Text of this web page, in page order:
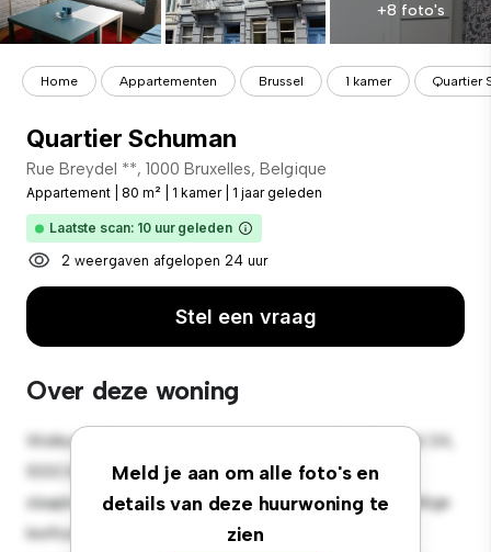
+8 foto's
Home Appartementen Brussel 1 kamer Quartier
Quartier Schuman
Rue Breydel **, 1000 Bruxelles, Belgique
Appartement 80 m² 1 kamer 1 jaar geleden
Laatste scan: 10 uur geleden
2 weergaven afgelopen 24 uur
Stel een vraag
Over deze woning
Meld je aan om alle foto's en
details van deze huurwoning te
zien
Welkom bij je nieuwe toevluchtsoord in Rue Breydel 34,
1000 Bruxelles, Belgique! Dit moderne 1-
slaapkamerappartement biedt een stijlvolle en gezellige
leefruimte. De open indeling is perfect voor